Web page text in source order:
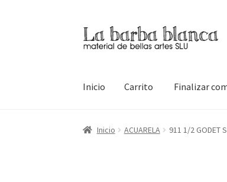
Ir
a
Ir
al
Inicio Carrito Finalizar
Inicio CarritoFinalizar compra
Inicio ACUARELA 911 1/2 GODET